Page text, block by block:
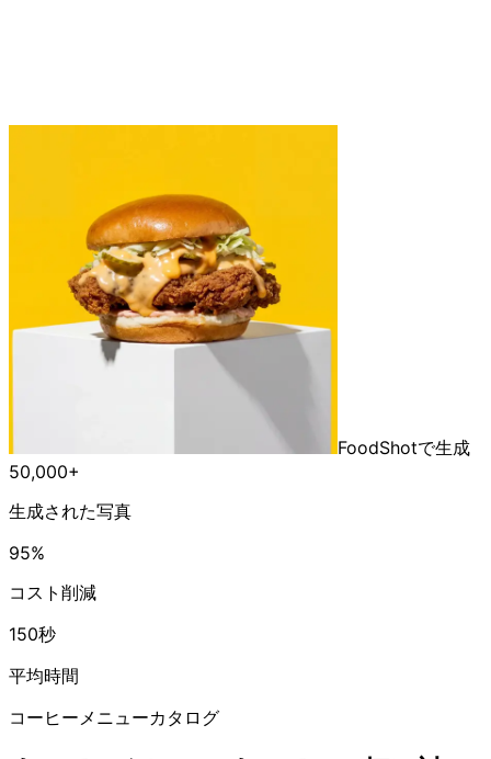
FoodShotで生成
50,000+
生成された写真
95%
コスト削減
150秒
平均時間
コーヒーメニューカタログ